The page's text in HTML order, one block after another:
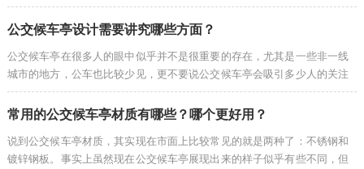
度，接下来为你分享一下公交候车亭推荐...
公交候车亭设计需要讲究哪些方面？
公交候车亭在很多人的眼中似乎并不是很重要的存在，尤其是一些非一线
城市的地方，公车也比较少见，更不要说公交候车亭会吸引多少人的关注
了。但事实上，公交候车亭却已经成...
常用的公交候车亭材质有哪些？哪个更好用？
说到公交候车亭材质，其实现在市面上比较常见的就是两种了：不锈钢和
镀锌钢板。事实上虽然现在公交候车亭展现出来的样子似乎有些不同，但